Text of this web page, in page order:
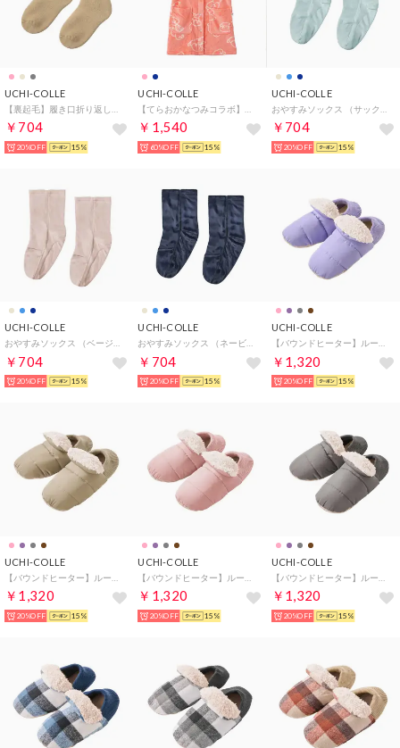
UCHI-COLLE
￥704
20%OFF 15%
UCHI-COLLE
￥1,540
60%OFF 15%
UCHI-COLLE
￥704
20%OFF 15%
UCHI-COLLE
￥704
20%OFF 15%
UCHI-COLLE
￥704
20%OFF 15%
UCHI-COLLE
￥1,320
20%OFF 15%
UCHI-COLLE
￥1,320
20%OFF 15%
UCHI-COLLE
￥1,320
20%OFF 15%
UCHI-COLLE
￥1,320
20%OFF 15%